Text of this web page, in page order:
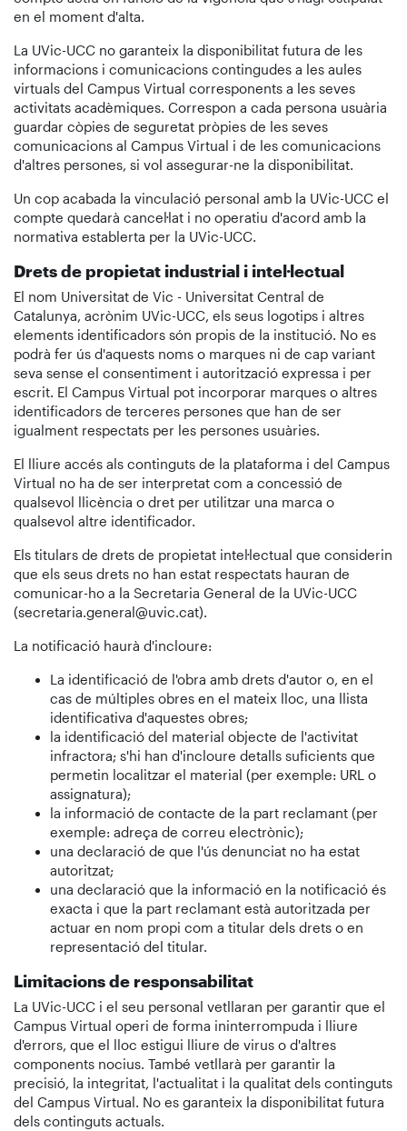
en el moment d'alta.
La UVic-UCC no garanteix la disponibilitat futura de les
informacions i comunicacions contingudes a les aules
virtuals del Campus Virtual corresponents a les seves
activitats acadèmiques. Correspon a cada persona usuària
guardar còpies de seguretat pròpies de les seves
comunicacions al Campus Virtual i de les comunicacions
d'altres persones, si vol assegurar-ne la disponibilitat.
Un cop acabada la vinculació personal amb la UVic-UCC el
compte quedarà cancel·lat i no operatiu d'acord amb la
normativa establerta per la UVic-UCC.
Drets de propietat industrial i intel·lectual
El nom Universitat de Vic - Universitat Central de
Catalunya, acrònim UVic-UCC, els seus logotips i altres
elements identificadors són propis de la institució. No es
podrà fer ús d'aquests noms o marques ni de cap variant
seva sense el consentiment i autorització expressa i per
escrit. El Campus Virtual pot incorporar marques o altres
identificadors de terceres persones que han de ser
igualment respectats per les persones usuàries.
El lliure accés als continguts de la plataforma i del Campus
Virtual no ha de ser interpretat com a concessió de
qualsevol llicència o dret per utilitzar una marca o
qualsevol altre identificador.
Els titulars de drets de propietat intel·lectual que considerin
que els seus drets no han estat respectats hauran de
comunicar-ho a la Secretaria General de la UVic-UCC
(secretaria.general@uvic.cat).
La notificació haurà d'incloure:
La identificació de l'obra amb drets d'autor o, en el
cas de múltiples obres en el mateix lloc, una llista
identificativa d'aquestes obres;
la identificació del material objecte de l'activitat
infractora; s'hi han d'incloure detalls suficients que
permetin localitzar el material (per exemple: URL o
assignatura);
la informació de contacte de la part reclamant (per
exemple: adreça de correu electrònic);
una declaració de que l'ús denunciat no ha estat
autoritzat;
una declaració que la informació en la notificació és
exacta i que la part reclamant està autoritzada per
actuar en nom propi com a titular dels drets o en
representació del titular.
Limitacions de responsabilitat
La UVic-UCC i el seu personal vetllaran per garantir que el
Campus Virtual operi de forma ininterrompuda i lliure
d'errors, que el lloc estigui lliure de virus o d'altres
components nocius. També vetllarà per garantir la
precisió, la integritat, l'actualitat i la qualitat dels continguts
del Campus Virtual. No es garanteix la disponibilitat futura
dels continguts actuals.